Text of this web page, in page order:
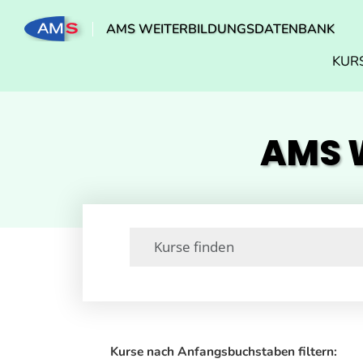
AMS WEITERBILDUNGSDATENBANK
AMS
Kurse nach Anfangsbuchstaben filtern: